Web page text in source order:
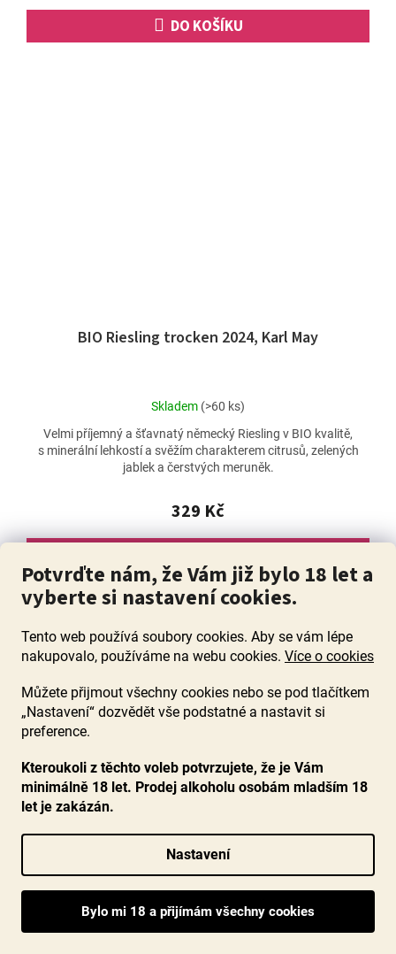
Potvrďte nám, že Vám již bylo 18 let a
vyberte si nastavení cookies.
Tento web používá soubory cookies. Aby se vám lépe
nakupovalo, používáme na webu cookies. Více o cookies
Můžete přijmout všechny cookies nebo se pod tlačítkem
„Nastavení“ dozvědět vše podstatné a nastavit si
preference.
Kteroukoli z těchto voleb potvrzujete, že je Vám
minimálně 18 let. Prodej alkoholu osobám mladším 18
let je zakázán.
Nastavení
DO KOŠÍKU
BIO Riesling trocken 2024, Karl May
Průměrné
produktu
je
5,0
5
hvězdiček.
Skladem (>60 ks)
329 Kč
Velmi příjemný a šťavnatý německý Riesling v BIO kvalitě,
s minerální lehkostí a svěžím charakterem citrusů, zelených
jablek a čerstvých meruněk.
Riesling Erdener Herrenberg Kabinett feinherb
2022, Lotz, Mosel, polosuché
Průměrné
Skladem(38 ks)